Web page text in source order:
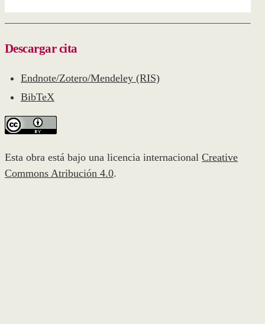
Descargar cita
Endnote/Zotero/Mendeley (RIS)
BibTeX
Esta obra está bajo una licencia internacional Creative
Commons Atribución 4.0.